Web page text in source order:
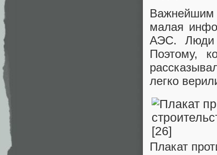
Важнейшим
малая
АЭС. Люди
Поэтому,
легко
Плакат